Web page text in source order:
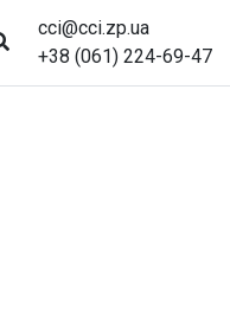
cci@cci.zp.ua
+38 (061) 224-69-47